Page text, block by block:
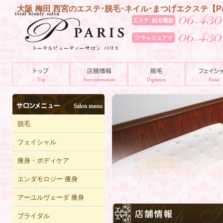
大阪 梅田 西宮のエステ･脱毛･ネイル･まつげエクステ
脱毛
フェイシャル
痩身・ボディケア
エンダモロジー 痩身
アーユルヴェーダ 痩身
ブライダル